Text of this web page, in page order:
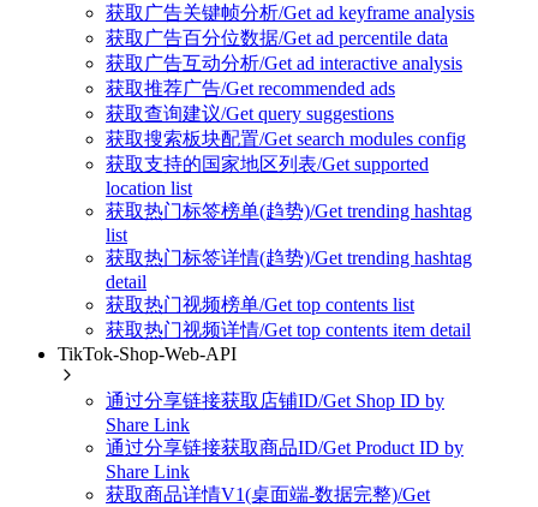
获取广告关键帧分析/Get ad keyframe analysis
获取广告百分位数据/Get ad percentile data
获取广告互动分析/Get ad interactive analysis
获取推荐广告/Get recommended ads
获取查询建议/Get query suggestions
获取搜索板块配置/Get search modules config
获取支持的国家地区列表/Get supported
location list
获取热门标签榜单(趋势)/Get trending hashtag
list
获取热门标签详情(趋势)/Get trending hashtag
detail
获取热门视频榜单/Get top contents list
获取热门视频详情/Get top contents item detail
TikTok-Shop-Web-API
通过分享链接获取店铺ID/Get Shop ID by
Share Link
通过分享链接获取商品ID/Get Product ID by
Share Link
获取商品详情V1(桌面端-数据完整)/Get